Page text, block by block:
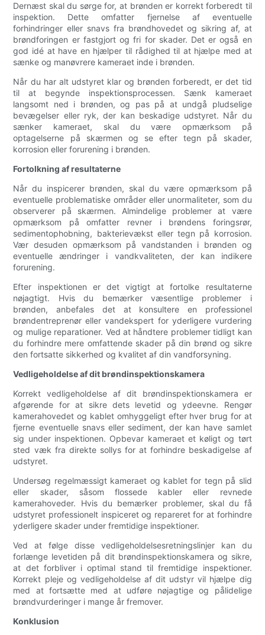
Dernæst skal du sørge for, at brønden er korrekt forberedt til
inspektion. Dette omfatter fjernelse af eventuelle
forhindringer eller snavs fra brøndhovedet og sikring af, at
brøndforingen er fastgjort og fri for skader. Det er også en
god idé at have en hjælper til rådighed til at hjælpe med at
sænke og manøvrere kameraet inde i brønden.
Når du har alt udstyret klar og brønden forberedt, er det tid
til at begynde inspektionsprocessen. Sænk kameraet
langsomt ned i brønden, og pas på at undgå pludselige
bevægelser eller ryk, der kan beskadige udstyret. Når du
sænker kameraet, skal du være opmærksom på
optagelserne på skærmen og se efter tegn på skader,
korrosion eller forurening i brønden.
Fortolkning af resultaterne
Når du inspicerer brønden, skal du være opmærksom på
eventuelle problematiske områder eller unormaliteter, som du
observerer på skærmen. Almindelige problemer at være
opmærksom på omfatter revner i brøndens foringsrør,
sedimentophobning, bakterievækst eller tegn på korrosion.
Vær desuden opmærksom på vandstanden i brønden og
eventuelle ændringer i vandkvaliteten, der kan indikere
forurening.
Efter inspektionen er det vigtigt at fortolke resultaterne
nøjagtigt. Hvis du bemærker væsentlige problemer i
brønden, anbefales det at konsultere en professionel
brøndentreprenør eller vandekspert for yderligere vurdering
og mulige reparationer. Ved at håndtere problemer tidligt kan
du forhindre mere omfattende skader på din brønd og sikre
den fortsatte sikkerhed og kvalitet af din vandforsyning.
Vedligeholdelse af dit brøndinspektionskamera
Korrekt vedligeholdelse af dit brøndinspektionskamera er
afgørende for at sikre dets levetid og ydeevne. Rengør
kamerahovedet og kablet omhyggeligt efter hver brug for at
fjerne eventuelle snavs eller sediment, der kan have samlet
sig under inspektionen. Opbevar kameraet et køligt og tørt
sted væk fra direkte sollys for at forhindre beskadigelse af
udstyret.
Undersøg regelmæssigt kameraet og kablet for tegn på slid
eller skader, såsom flossede kabler eller revnede
kamerahoveder. Hvis du bemærker problemer, skal du få
udstyret professionelt inspiceret og repareret for at forhindre
yderligere skader under fremtidige inspektioner.
Ved at følge disse vedligeholdelsesretningslinjer kan du
forlænge levetiden på dit brøndinspektionskamera og sikre,
at det forbliver i optimal stand til fremtidige inspektioner.
Korrekt pleje og vedligeholdelse af dit udstyr vil hjælpe dig
med at fortsætte med at udføre nøjagtige og pålidelige
brøndvurderinger i mange år fremover.
Konklusion